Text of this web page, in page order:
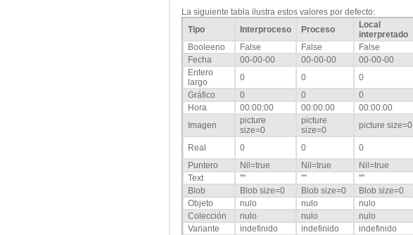
La siguiente tabla ilustra estos valores por defecto:
Tipo
Interproceso Proceso
Local
interpretado
Booleeno
False False False
Fecha
00-00-00 00-00-00 00-00-00
Entero
largo
0 0 0
Gráfico
0 0 0
Hora
00:00:00 00:00:00 00:00:00
Imagen
picture
size=0
picture
size=0
picture size=0
Real 0 0 0
Puntero
Nil=true Nil=true Nil=true
Text
"" "" ""
Blob
Blob size=0 Blob size=0 Blob size=0
Objeto
nulo nulo nulo
Colección
nulo nulo nulo
Variante
indefinido indefinido indefinido